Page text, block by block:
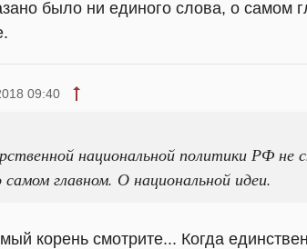
было ни единого слова, о самом
09:40
национальной политики РФ не
самом главном. О национальной идеи.
корень смотрите... Когда